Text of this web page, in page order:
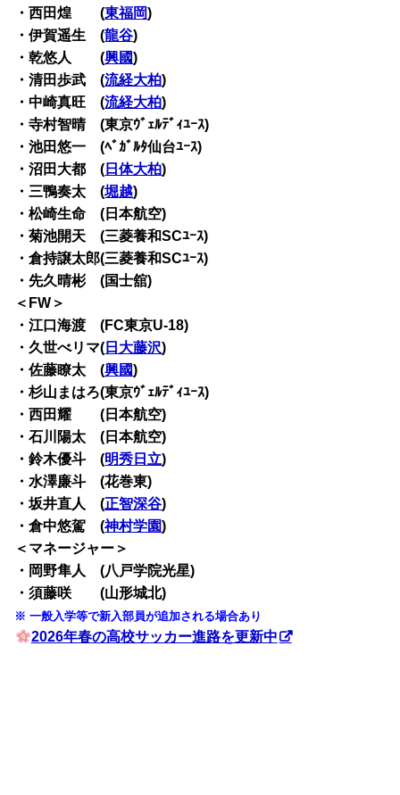
・西田煌 (東福岡)
・伊賀遥生 (龍谷)
・乾悠人 (興國)
・清田歩武 (流経大柏)
・中崎真旺 (流経大柏)
・寺村智晴 (東京ｳﾞｪﾙﾃﾞｨﾕｰｽ)
・池田悠一 (ﾍﾞｶﾞﾙﾀ仙台ﾕｰｽ)
・沼田大都 ( 日体大柏)
・三鴨奏太 (堀越)
・松崎生命 (日本航空)
・菊池開天 (三菱養和SCﾕｰｽ)
・倉持譲太郎(三菱養和SCﾕｰｽ)
・先久晴彬 (国士舘)
＜FW＞
・江口海渡 (FC東京U-18)
・久世べリマ( 日大藤沢)
・佐藤瞭太 (興國)
・杉山まはろ(東京ｳﾞｪﾙﾃﾞｨﾕｰｽ)
・西田耀 (日本航空)
・石川陽太 (日本航空)
・鈴木優斗 (明秀日立)
・水澤廉斗 (花巻東)
・坂井直人 (正智深谷)
・倉中悠駕 (神村学園)
＜マネージャー＞
・岡野隼人 (八戸学院光星)
・須藤咲 (山形城北)
※ 一般入学等で新入部員が追加される場合あり
2026年春の高校サッカー進路を更新中